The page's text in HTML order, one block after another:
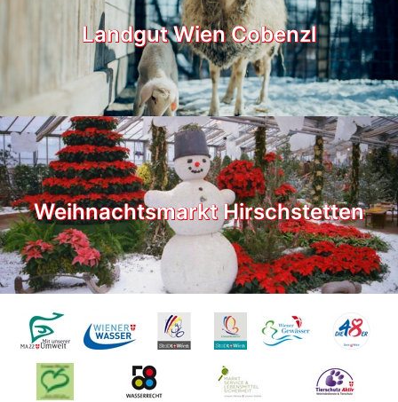
Landgut Wien Cobenzl
Weihnachtsmarkt Hirschstetten